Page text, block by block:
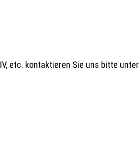
etc. kontaktieren Sie uns bitte unter